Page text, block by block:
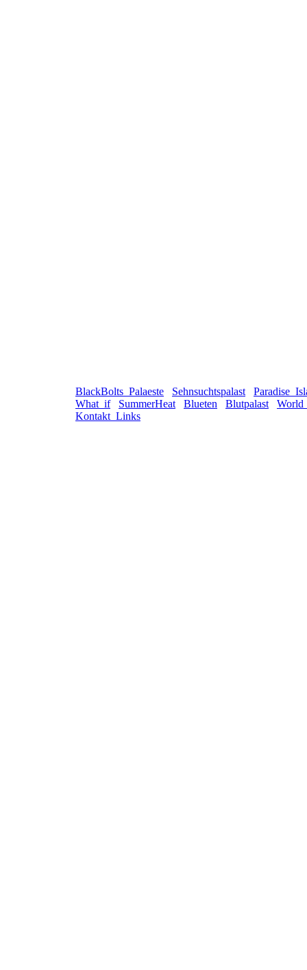
BlackBolts_Palaeste Sehnsuchtspalast
What_if
SummerHeat Blueten Blutpalast
Kontakt_Links